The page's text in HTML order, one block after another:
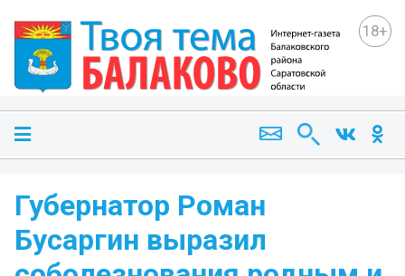
18+
Губернатор Роман
Бусаргин выразил